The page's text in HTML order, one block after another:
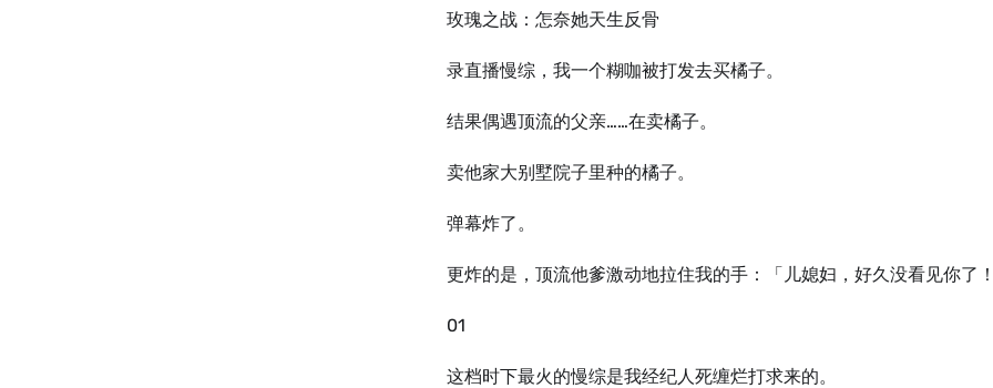
玫瑰之战：怎奈她天生反骨
录直播慢综，我一个糊咖被打发去买橘子。
结果偶遇顶流的父亲……在卖橘子。
卖他家大别墅院子里种的橘子。
弹幕炸了。
更炸的是，顶流他爹激动地拉住我的手：「儿媳妇，好久没看见你了
01
这档时下最火的慢综是我经纪人死缠烂打求来的。